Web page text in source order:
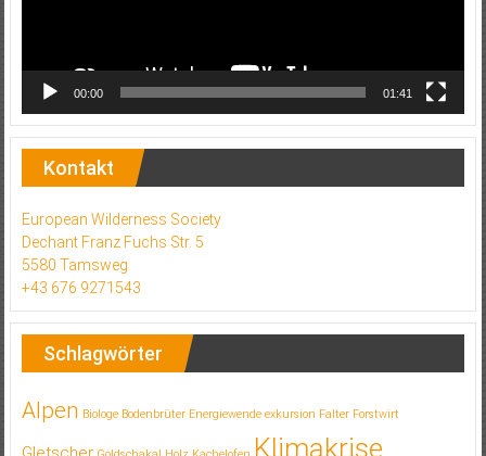
00:00 01:41
Kontakt
European Wilderness Society
Dechant Franz Fuchs Str. 5
5580 Tamsweg
+43 676 9271543
Schlagwörter
Alpen Biologe Bodenbrüter Energiewende exkursion Falter Forstwirt
Klimakrise